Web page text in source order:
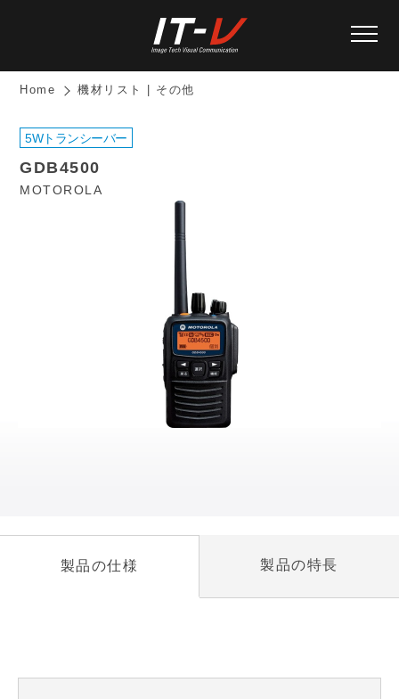
Home 機材リスト | その他
5Wトランシーバー
GDB4500
MOTOROLA
製品の仕様 製品の特長